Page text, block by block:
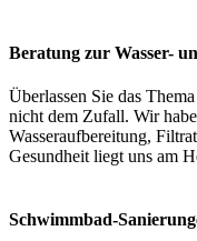
Beratung zur Wasser-
Überlassen Sie das
nicht dem Zufall. Wir
Wasseraufbereitung,
Gesundheit liegt uns am
Schwimmbad-